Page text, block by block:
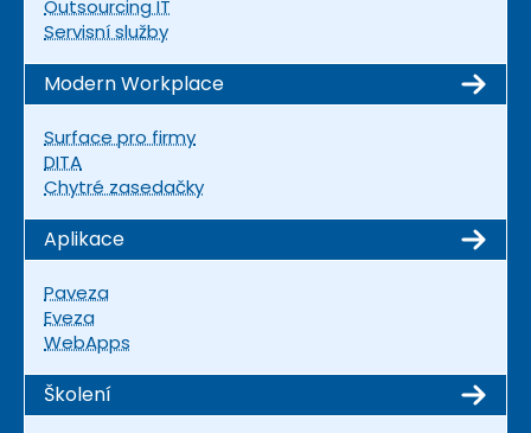
Outsourcing IT
Servisní služby
Modern Workplace
Surface pro firmy
DITA
Chytré zasedačky
Aplikace
Paveza
Eveza
WebApps
Školení